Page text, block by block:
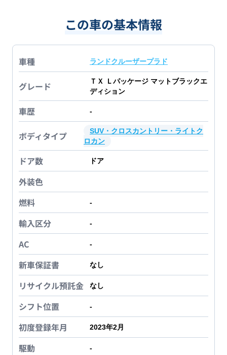
この車の基本情報
車種 ランドクルーザープラド
グレード
ＴＸ Ｌパッケージ マットブラックエ
ディション
車歴 -
ボディタイプ
SUV・クロスカントリー・ライトク
ロカン
ドア数 ドア
外装色
燃料
-
輸入区分 -
AC -
新車保証書 なし
リサイクル預託金 なし
シフト位置 -
初度登録年月 2023年2月
駆動 -